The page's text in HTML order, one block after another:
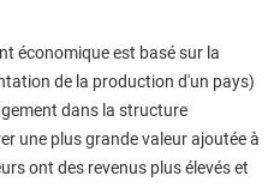
économique est basé sur la
de la production d'un pays)
dans la structure
une plus grande valeur ajoutée à
ont des revenus plus élevés et